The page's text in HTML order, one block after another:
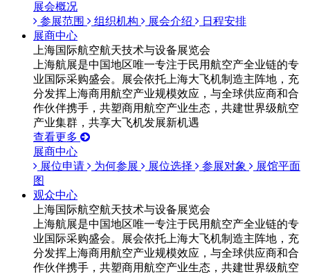
展会概况
参展范围
组织机构 展会介绍
日程安排
展商中心
上海国际航空航天技术与设备展览会
上海航展是中国地区唯一专注于民用航空产全业链的专
业国际采购盛会。展会依托上海大飞机制造主阵地，充
分发挥上海商用航空产业规模效应，与全球供应商和合
作伙伴携手，共塑商用航空产业生态，共建世界级航空
产业集群，共享大飞机发展新机遇
查看更多
展商中心
展位申请
为何参展 展位选择 参展对象
展馆平面
图
观众中心
上海国际航空航天技术与设备展览会
上海航展是中国地区唯一专注于民用航空产全业链的专
业国际采购盛会。展会依托上海大飞机制造主阵地，充
分发挥上海商用航空产业规模效应，与全球供应商和合
作伙伴携手，共塑商用航空产业生态，共建世界级航空